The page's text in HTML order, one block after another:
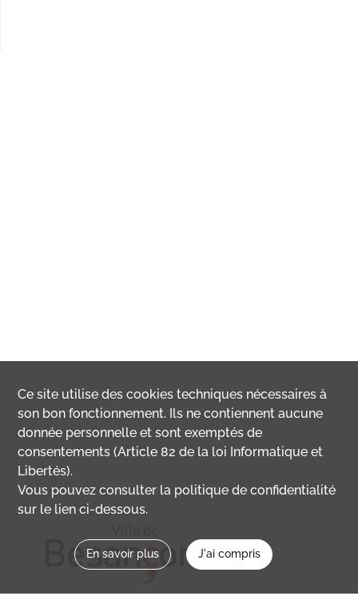
Ce site utilise descookies techniques nécessaires à
son bon fonctionnement. Ils ne contiennent aucune
donnée personnelle et sont exemptés de
consentements (Article 82 de la loi Informatique et
Libertés).
Vous pouvez consulter la politique de confidentialité
sur le lien ci-dessous.
En savoir plus J'ai compris